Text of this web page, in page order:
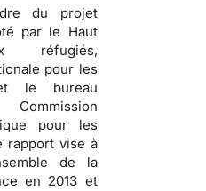
du projet
par le Haut
réfugiés,
pour les
le bureau
pour les
rapport vise à
de la
en 2013 et